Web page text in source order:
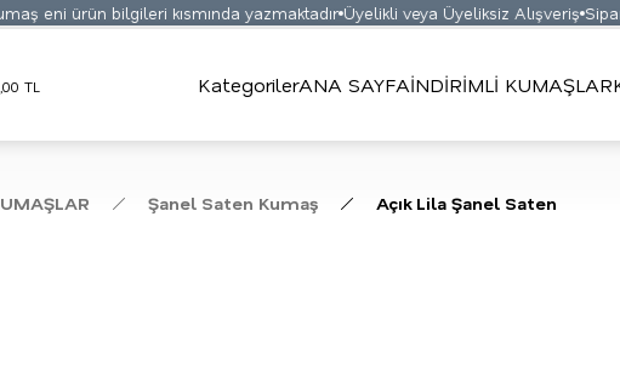
eni ürün bilgileri kısmında yazmaktadır Üyelikli veya Üyeliksiz Alışveriş
KategorilerANA SAYFAİNDİRİMLİ KUMAŞLAR
Şanel Saten Kumaş Açık Lila Şanel Saten